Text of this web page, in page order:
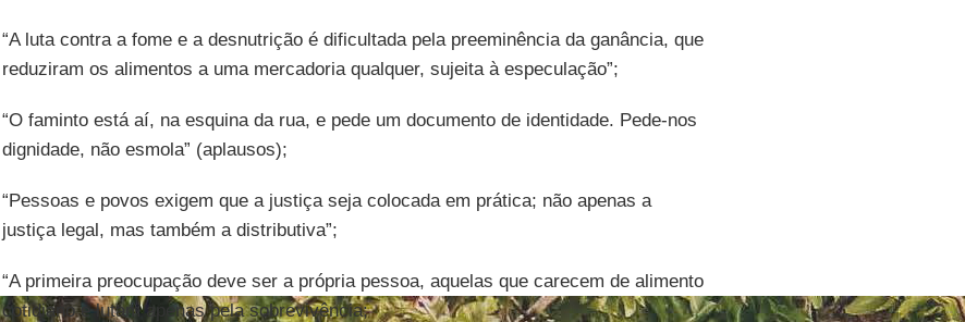
“A luta contra a fome e a desnutrição é dificultada pela preeminência da ganância, que
reduziram os alimentos a uma mercadoria qualquer, sujeita à especulação”;
“O faminto está aí, na esquina da rua, e pede um documento de identidade. Pede-nos
dignidade, não esmola” (aplausos);
“Pessoas e povos exigem que a justiça seja colocada em prática; não apenas a
justiça legal, mas também a distributiva”;
“A primeira preocupação deve ser a própria pessoa, aquelas que carecem de alimento
cotidiano e lutam apenas pela sobrevivência;